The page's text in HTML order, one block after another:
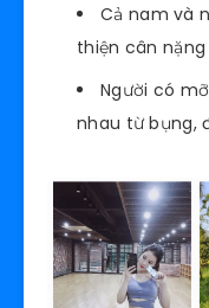
Cả nam và
thiện cân nặng
Người có
nhau từ bụng,